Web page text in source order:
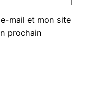
mail et mon site
prochain